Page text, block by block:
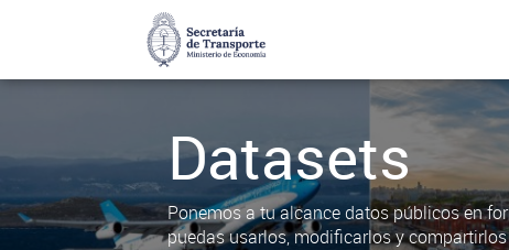
Datasets
Ponemos a tu alcance datos públicos en
puedas usarlos, modificarlos y compartirlos